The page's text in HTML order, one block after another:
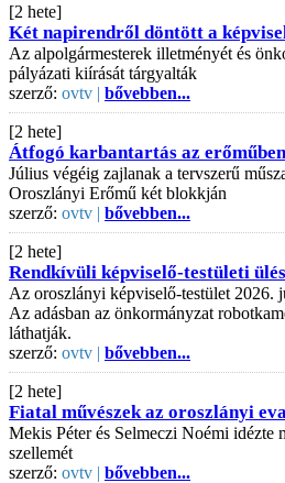
[2 hete]
Két napirendről döntött a
Az alpolgármesterek illetményét és
pályázati kiírását tárgyalták
szerző: ovtv | bővebben...
[2 hete]
Átfogó karbantartás az erőműben
Július végéig zajlanak a tervszerű
Oroszlányi Erőmű két blokkján
szerző: ovtv | bővebben...
[2 hete]
Rendkívüli képviselő-testületi
Az oroszlányi képviselő-testület 2026.
Az adásban az önkormányzat
láthatják.
szerző: ovtv | bővebben...
[2 hete]
Fiatal művészek az oroszlányi
Mekis Péter és Selmeczi Noémi idézte
szellemét
szerző: ovtv | bővebben...